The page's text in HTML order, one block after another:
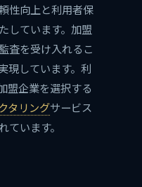
性向上と利用者保
しています。加盟
査を受け入れるこ
現しています。利
盟企業を選択する
タリングサービス
ています。